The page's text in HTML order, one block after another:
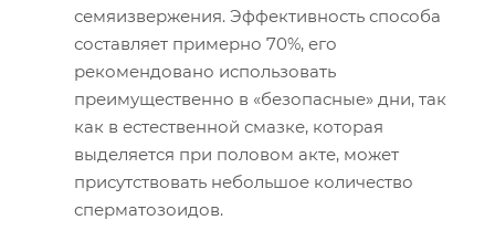
семяизвержения. Эффективность способа
составляет примерно 70%, его
рекомендовано использовать
преимущественно в «безопасные» дни, так
как в естественной смазке, которая
выделяется при половом акте, может
присутствовать небольшое количество
сперматозоидов.